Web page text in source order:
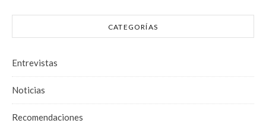
CATEGORÍAS
Entrevistas
Noticias
Recomendaciones